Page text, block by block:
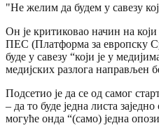
"Не желим да будем у савезу
Он је критиковао начин на
ПЕС (Платформа за европску
буде у савезу “који је у
медијских разлога направљен
Подсетио је да се од самог
– да то буде једна листа
могуће онда “(само) једна